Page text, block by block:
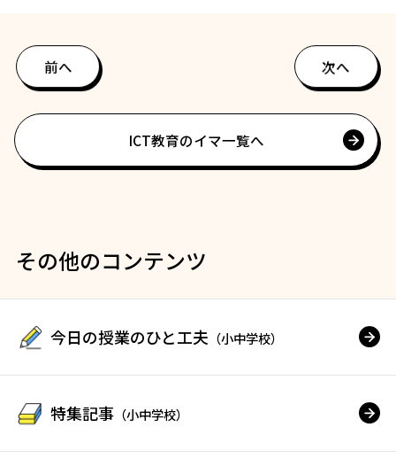
前へ 次へ
ICT教育のイマ一覧へ
その他のコンテンツ
今日の授業のひと工夫 （小中学校）
特集記事 （小中学校）